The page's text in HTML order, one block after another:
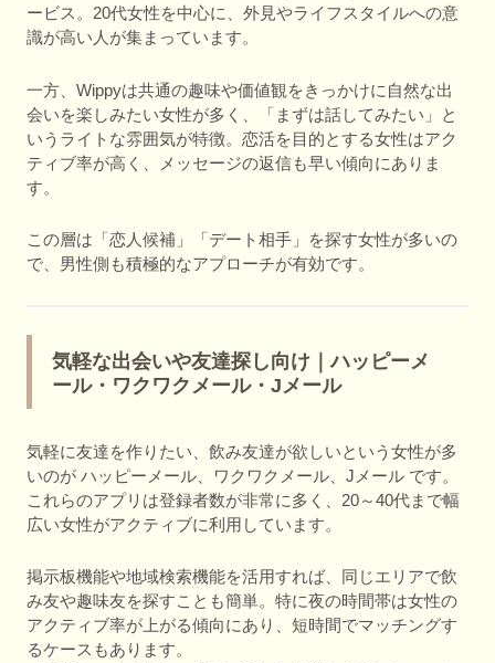
ービス。20代女性を中心に、外見やライフスタイルへの意
識が高い人が集まっています。
一方、Wippyは共通の趣味や価値観をきっかけに自然な出
会いを楽しみたい女性が多く、「まずは話してみたい」と
いうライトな雰囲気が特徴。恋活を目的とする女性はアク
ティブ率が高く、メッセージの返信も早い傾向にありま
す。
この層は「恋人候補」「デート相手」を探す女性が多いの
で、男性側も積極的なアプローチが有効です。
気軽な出会いや友達探し向け｜ハッピーメ
ール・ワクワクメール・Jメール
気軽に友達を作りたい、飲み友達が欲しいという女性が多
いのが ハッピーメール、ワクワクメール、Jメール です。
これらのアプリは登録者数が非常に多く、20～40代まで幅
広い女性がアクティブに利用しています。
掲示板機能や地域検索機能を活用すれば、同じエリアで飲
み友や趣味友を探すことも簡単。特に夜の時間帯は女性の
アクティブ率が上がる傾向にあり、短時間でマッチングす
るケースもあります。